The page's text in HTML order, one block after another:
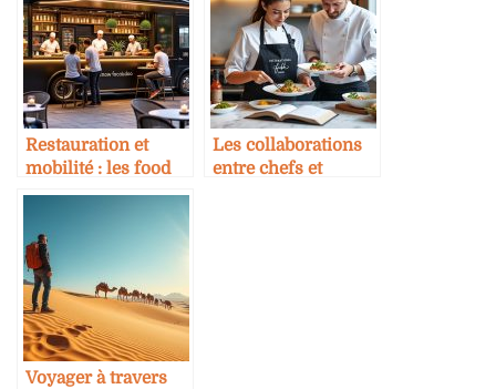
Restauration et
mobilité : les food
trucks en version
Les collaborations
entre chefs et
Voyager à travers